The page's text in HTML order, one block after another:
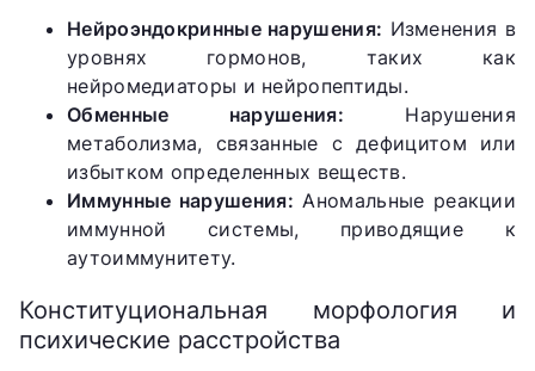
Нейроэндокринные нарушения: Изменения в
уровнях гормонов, таких как
нейромедиаторы и нейропептиды.
Обменные нарушения: Нарушения
метаболизма, связанные с дефицитом или
избытком определенных веществ.
Иммунные нарушения: Аномальные реакции
иммунной системы, приводящие к
аутоиммунитету.
Конституциональная морфология и
психические расстройства